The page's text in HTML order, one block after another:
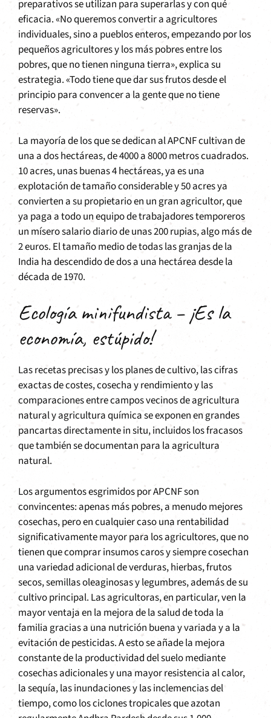
preparativos se utilizan para superarlas y con qué
eficacia. «No queremos convertir a agricultores
individuales, sino a pueblos enteros, empezando por los
pequeños agricultores y los más pobres entre los
pobres, que no tienen ninguna tierra», explica su
estrategia. «Todo tiene que dar sus frutos desde el
principio para convencer a la gente que no tiene
reservas».
La mayoría de los que se dedican al APCNF cultivan de
una a dos hectáreas, de 4000 a 8000 metros cuadrados.
10 acres, unas buenas 4 hectáreas, ya es una
explotación de tamaño considerable y 50 acres ya
convierten a su propietario en un gran agricultor, que
ya paga a todo un equipo de trabajadores temporeros
un mísero salario diario de unas 200 rupias, algo más de
2 euros. El tamaño medio de todas las granjas de la
India ha descendido de dos a una hectárea desde la
década de 1970.
Ecología minifundista – ¡Es la
economía, estúpido!
Las recetas precisas y los planes de cultivo, las cifras
exactas de costes, cosecha y rendimiento y las
comparaciones entre campos vecinos de agricultura
natural y agricultura química se exponen en grandes
pancartas directamente in situ, incluidos los fracasos
que también se documentan para la agricultura
natural.
Los argumentos esgrimidos por APCNF son
convincentes: apenas más pobres, a menudo mejores
cosechas, pero en cualquier caso una rentabilidad
significativamente mayor para los agricultores, que no
tienen que comprar insumos caros y siempre cosechan
una variedad adicional de verduras, hierbas, frutos
secos, semillas oleaginosas y legumbres, además de su
cultivo principal. Las agricultoras, en particular, ven la
mayor ventaja en la mejora de la salud de toda la
familia gracias a una nutrición buena y variada y a la
evitación de pesticidas. A esto se añade la mejora
constante de la productividad del suelo mediante
cosechas adicionales y una mayor resistencia al calor,
la sequía, las inundaciones y las inclemencias del
tiempo, como los ciclones tropicales que azotan